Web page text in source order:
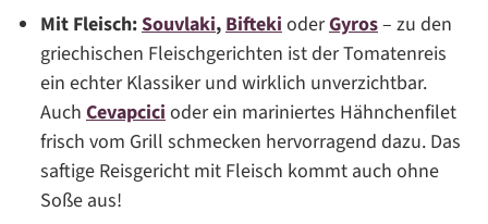
Mit Fleisch:Souvlaki,BiftekioderGyros– zu den
griechischen Fleischgerichten ist der Tomatenreis
ein echter Klassiker und wirklich unverzichtbar.
Auch Cevapcicioder ein mariniertes Hähnchenfilet
frisch vom Grill schmecken hervorragend dazu. Das
saftige Reisgericht mit Fleisch kommt auch ohne
Soße aus!